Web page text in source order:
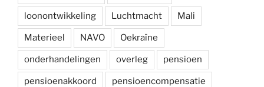
loonontwikkeling Luchtmacht Mali
Materieel NAVO Oekraïne
onderhandelingen overleg pensioen
pensioenakkoord pensioencompensatie